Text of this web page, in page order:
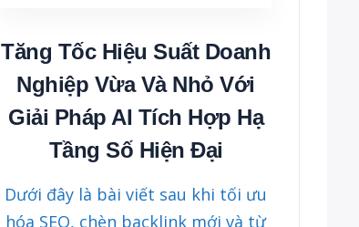
Tăng Tốc Hiệu Suất Doanh
Nghiệp Vừa Và Nhỏ Với
Giải Pháp AI Tích Hợp Hạ
Tầng Số Hiện Đại
Dưới đây là bài viết sau khi tối ưu
hóa SEO, chèn backlink mới và từ